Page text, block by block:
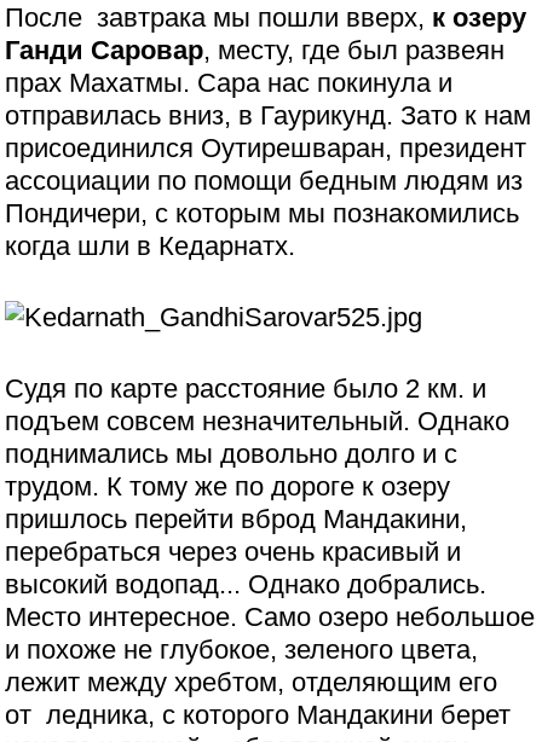
После завтрака мы пошли вверх, к озеру
Ганди Саровар, месту, где был развеян
прах Махатмы. Сара нас покинула и
отправилась вниз, в Гаурикунд. Зато к нам
присоединился Оутирешваран, президент
ассоциации по помощи бедным людям из
Пондичери, с которым мы познакомились
когда шли в Кедарнатх.
Судя по карте расстояние было 2 км. и
подъем совсем незначительный. Однако
поднимались мы довольно долго и с
трудом. К тому же по дороге к озеру
пришлось перейти вброд Мандакини,
перебраться через очень красивый и
высокий водопад... Однако добрались.
Место интересное. Само озеро небольшое
и похоже не глубокое, зеленого цвета,
лежит между хребтом, отделяющим его
от ледника, с которого Мандакини берет